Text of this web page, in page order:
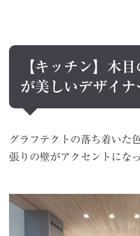
【キッチン】木
が美しいデザイナ
グラフテクトの落ち着いた
張りの壁がアクセントにな